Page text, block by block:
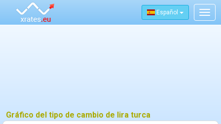
Español
Gráfico del tipo de cambio de lira turca